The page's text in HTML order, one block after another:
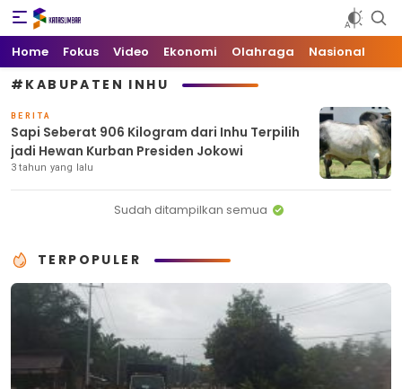
Kata Sumbar
Berita Sumbar Hari Ini
Home Fokus Video Ekonomi Olahraga Nasional
#KABUPATEN INHU
BERITA
Sapi Seberat 906 Kilogram dari Inhu Terpilih
jadi Hewan Kurban Presiden Jokowi
3 tahun yang lalu
Sudah ditampilkan semua
TERPOPULER